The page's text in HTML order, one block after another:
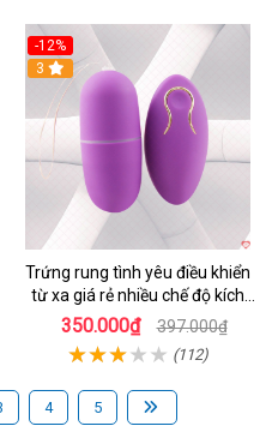
-12%
3
Trứng rung tình yêu điều khiển
từ xa giá rẻ nhiều chế độ kích
thích
350.000₫ 397.000₫
(112)
4 5